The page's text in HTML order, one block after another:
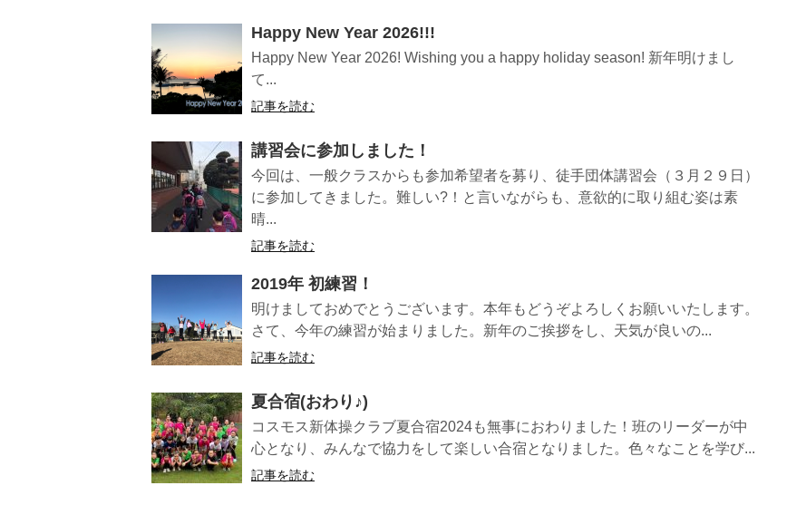
Happy New Year 2026!!!
Happy New Year 2026! Wishing you a happy holiday season! 新年明けまし
て...
記事を読む
講習会に参加しました！
今回は、一般クラスからも参加希望者を募り、徒手団体講習会（３月２９日）
に参加してきました。難しい?！と言いながらも、意欲的に取り組む姿は素
晴...
記事を読む
2019年 初練習！
明けましておめでとうございます。本年もどうぞよろしくお願いいたします。
さて、今年の練習が始まりました。新年のご挨拶をし、天気が良いの...
記事を読む
夏合宿(おわり♪)
コスモス新体操クラブ夏合宿2024も無事におわりました！班のリーダーが中
心となり、みんなで協力をして楽しい合宿となりました。色々なことを学び...
記事を読む